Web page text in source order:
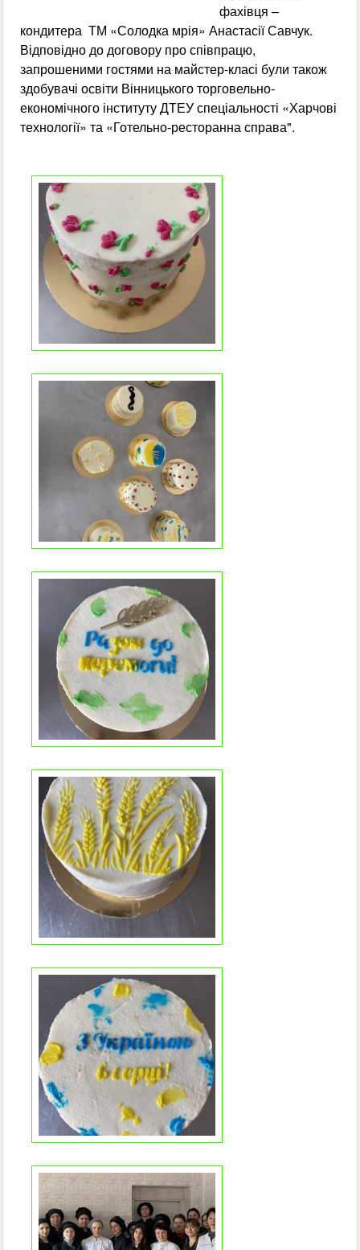
фахівця –
кондитера ТМ «Солодка мрія» Анастасії Савчук.
Відповідно до договору про співпрацю,
запрошеними гостями на майстер-класі були також
здобувачі освіти Вінницького торговельно-
економічного інституту ДТЕУ спеціальності «Харчові
технології» та «Готельно-ресторанна справа".